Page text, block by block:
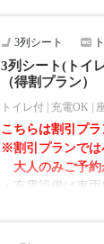
・AM1時～5時の
れません。
・在庫の状況は
※売り切れの場
す。
・販売日・便ご
販売価格をご確
・一部取り扱い
3列シート
3列シート(トイ
（得割プラン）
トイレ付 充電OK
こちらは割引プラ
※割引プランでは
大人のみご予約
・充電設備は車
ントタイプでの